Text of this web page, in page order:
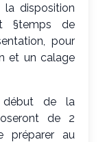
disposition
§temps de
pour
et un calage
de la
de 2
préparer au